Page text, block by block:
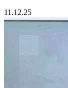
11.12.25